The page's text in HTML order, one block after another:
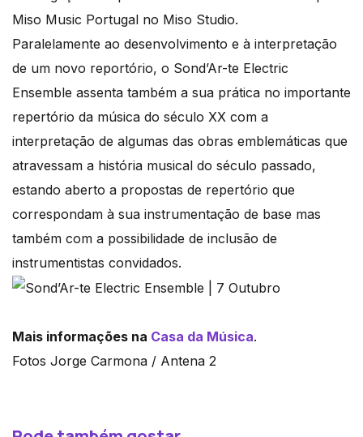
Miso Music Portugal no Miso Studio.
Paralelamente ao desenvolvimento e à interpretação
de um novo reportório, o Sond’Ar-te Electric
Ensemble assenta também a sua prática no importante
repertório da música do século XX com a
interpretação de algumas das obras emblemáticas que
atravessam a história musical do século passado,
estando aberto a propostas de repertório que
correspondam à sua instrumentação de base mas
também com a possibilidade de inclusão de
instrumentistas convidados.
Mais informações na Casa da Música.
Fotos Jorge Carmona / Antena 2